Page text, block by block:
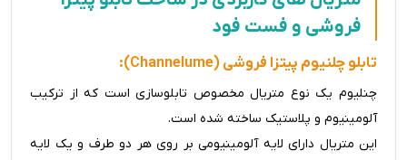
فروشی و فست فود
تابلو چلنیوم پیتزا فروشی (Channelume):
چنلیوم یک نوع متریال مخصوص تابلوسازی است که از ترکیب
آلومینیوم و پلاستیک ساخته شده است.
این متریال دارای لایه آلومینیومی بر روی هر دو طرف و یک لایه